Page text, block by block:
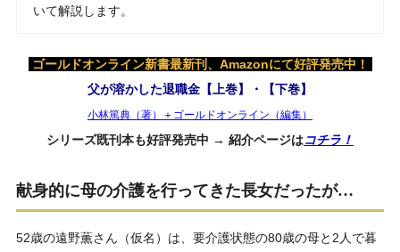
いて解説します。
ゴールドオンライン新書最新刊、Amazonにて好評発売中！
父が溶かした退職金【上巻】・【下巻】
小林篤典（著）＋ゴールドオンライン（編集）
シリーズ既刊本も好評発売中 → 紹介ページはコチラ！
献身的に母の介護を行ってきた長女だったが…
52歳の遠野薫さん（仮名）は、要介護状態の80歳の母と2人で暮